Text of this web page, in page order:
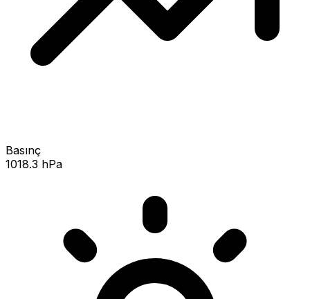
Basınç
1018.3 hPa